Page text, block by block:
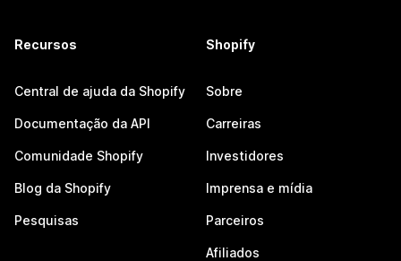
Recursos
Central de ajuda da Shopify
Documentação da API
Comunidade Shopify
Blog da Shopify
Pesquisas
Shopify
Sobre
Carreiras
Investidores
Imprensa e mídia
Parceiros
Afiliados